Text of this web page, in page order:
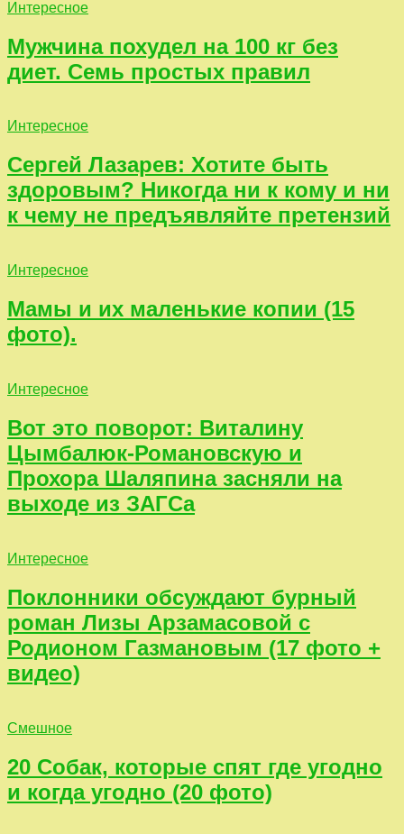
Интересное
Мужчина похудел на 100 кг без
диет. Семь простых правил
Интересное
Сергей Лазарев: Хотите быть
здоровым? Никогда ни к кому и ни
к чему не предъявляйте претензий
Интересное
Мамы и их маленькие копии (15
фото).
Интересное
Вот это поворот: Виталину
Цымбалюк-Романовскую и
Прохора Шаляпина засняли на
выходе из ЗАГСа
Интересное
Поклонники обсуждают бурный
роман Лизы Арзамасовой с
Родионом Газмановым (17 фото +
видео)
Смешное
20 Собак, которые спят где угодно
и когда угодно (20 фото)